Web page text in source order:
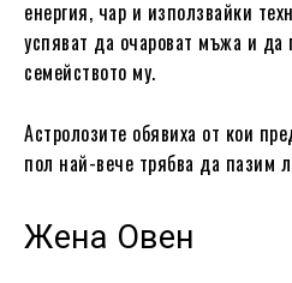
енергия, чар и използвайки
успяват да очароват мъжа и да
семейството му.
Астролозите обявиха от кои
пол най-вече трябва да пазим
Жена Овен